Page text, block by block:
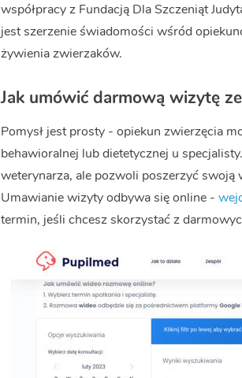
współpracy z Fundacją Dla Szczeniąt
jest szerzenie świadomości wśród
żywienia zwierzaków.
Jak umówić darmową wizytę
Pomysł jest prosty - opiekun zwierzęcia
behawioralnej lub dietetycznej u
weterynarza, ale pozwoli poszerzyć swoją
Umawianie wizyty odbywa się online -
termin, jeśli chcesz skorzystać z